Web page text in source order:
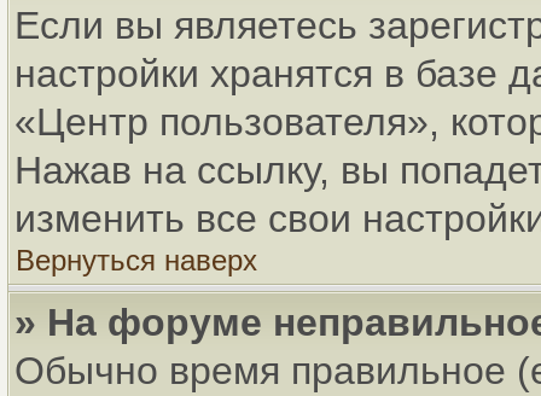
Если вы являетесь
настройки хранятся в базе
«Центр пользователя»,
Нажав на ссылку, вы
изменить все свои
Вернуться наверх
» На форуме
Обычно время правильное